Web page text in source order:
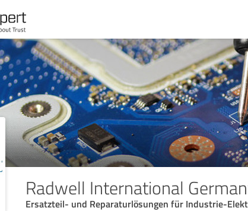
Radwell International
Ersatzteil- und Reparaturlösungen für Industrie-